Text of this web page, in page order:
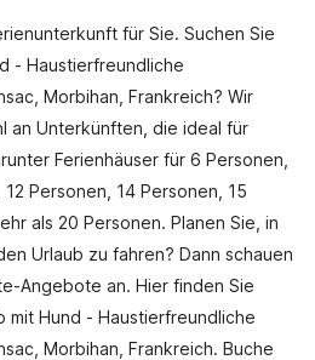
für Sie. Suchen Sie
- Haustierfreundliche
Morbihan, Frankreich? Wir
an Unterkünften, die ideal für
Ferienhäuser für 6 Personen,
Personen, 14 Personen, 15
als 20 Personen. Planen Sie, in
Urlaub zu fahren? Dann schauen
Angebote an. Hier finden Sie
mit Hund - Haustierfreundliche
Morbihan, Frankreich. Buche